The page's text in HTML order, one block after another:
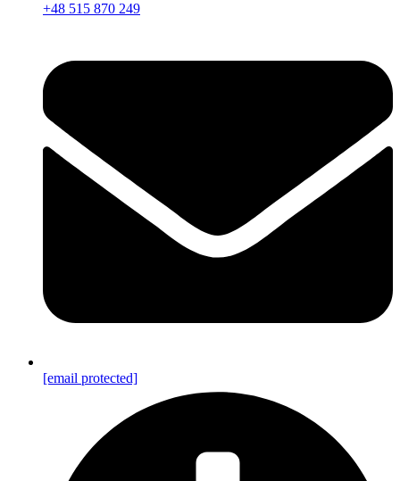
+48 515 870 249
[email protected]